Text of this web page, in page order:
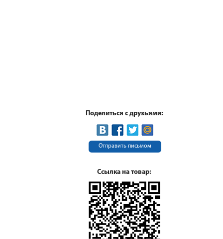
Поделиться с друзьями:
Отправить письмом
Ссылка на товар: